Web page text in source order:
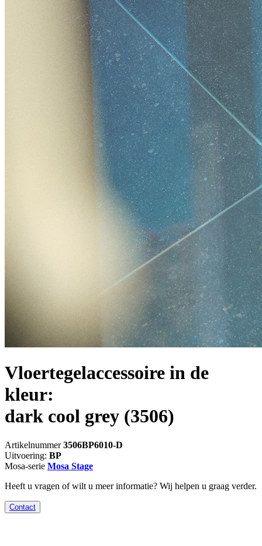
Vloertegelaccessoire in de
kleur:
dark cool grey (3506)
Artikelnummer3506BP6010-D
Uitvoering: BP
Mosa-serie Mosa Stage
Heeft u vragen of wilt u meer informatie? Wij helpen u graag verder.
Contact